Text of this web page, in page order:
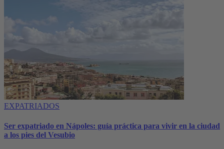
EXPATRIADOS
Ser expatriado en Nápoles: guía práctica para vivir en la ciudad
a los pies del Vesubio